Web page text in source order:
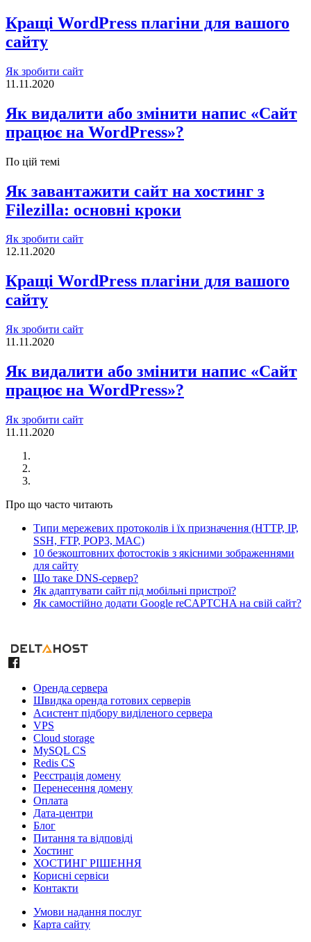
Кращі WordPress плагіни для вашого
сайту
Як зробити сайт
11.11.2020
Як видалити або змінити напис «Сайт
працює на WordPress»?
По цій темі
Як завантажити сайт на хостинг з
Filezilla: основні кроки
Як зробити сайт
12.11.2020
Кращі WordPress плагіни для вашого
сайту
Як зробити сайт
11.11.2020
Як видалити або змінити напис «Сайт
працює на WordPress»?
Як зробити сайт
11.11.2020
Про що часто читають
Типи мережевих протоколів і їх призначення (HTTP, IP,
SSH, FTP, POP3, MAC)
10 безкоштовних фотостоків з якісними зображеннями
для сайту
Що таке DNS-сервер?
Як адаптувати сайт під мобільні пристрої?
Як самостійно додати Google reCAPTCHA на свій сайт?
Оренда сервера
Швидка оренда готових серверів
Асистент підбору виділеного сервера
VPS
Cloud storage
MySQL CS
Redis CS
Реєстрація домену
Перенесення домену
Оплата
Дата-центри
Блог
Питання та відповіді
Хостинг
ХОСТИНГ РІШЕННЯ
Корисні сервіси
Контакти
Умови надання послуг
Карта сайту